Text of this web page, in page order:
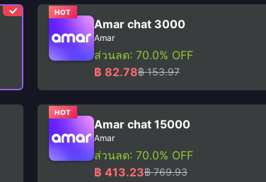
HOT
Amar chat 3000
Amar
ส่วนลด: 70.0% OFF
฿ 82.78฿ 153.97
HOT
Amar chat 15000
Amar
ส่วนลด: 70.0% OFF
฿ 413.23฿ 769.93